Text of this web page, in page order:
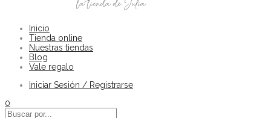
Inicio
Tienda online
Nuestras tiendas
Blog
Vale regalo
Iniciar Sesión / Registrarse
0